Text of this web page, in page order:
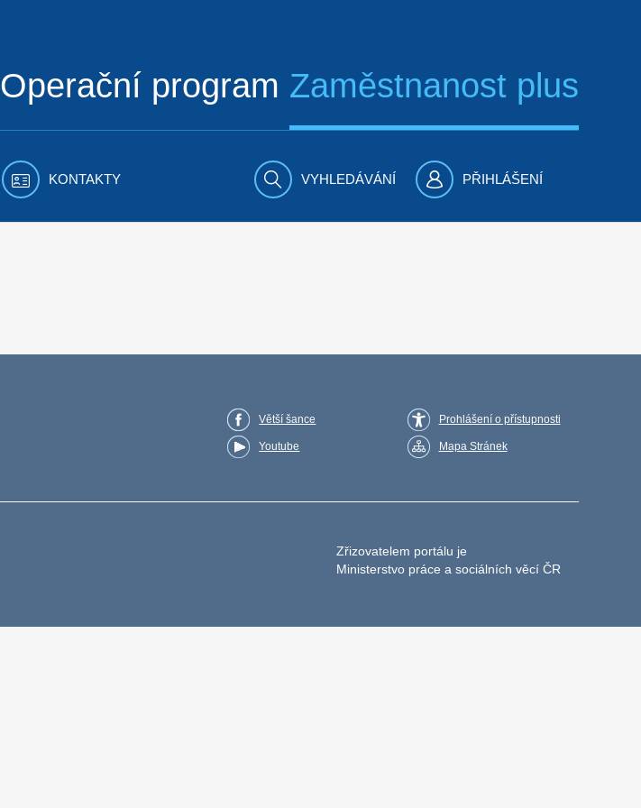
Operační program Zaměstnanost plus
KONTAKTY VYHLEDÁVÁNÍ PŘIHLÁŠENÍ
Větší šance
Youtube
Prohlášení o přístupnosti
Mapa Stránek
Zřizovatelem portálu je
Ministerstvo práce a sociálních věcí ČR